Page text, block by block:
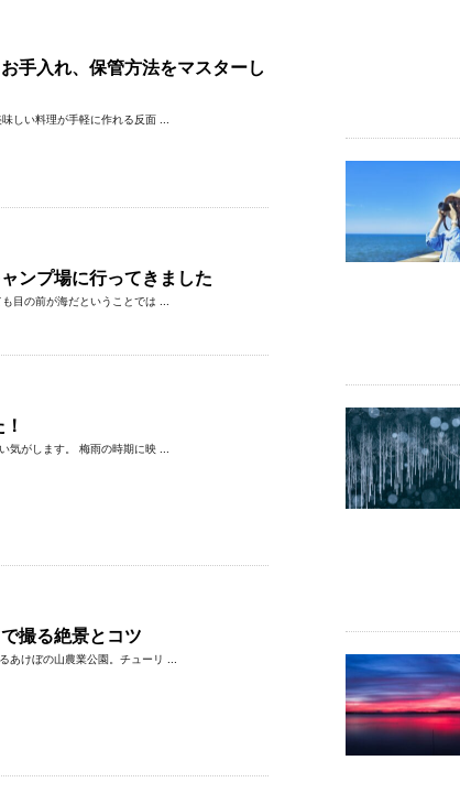
手入れ、保管方法をマスターし
しい料理が手軽に作れる反面 ...
ンプ場に行ってきました
目の前が海だということでは ...
がします。 梅雨の時期に映 ...
撮る絶景とコツ
けぼの山農業公園。チューリ ...